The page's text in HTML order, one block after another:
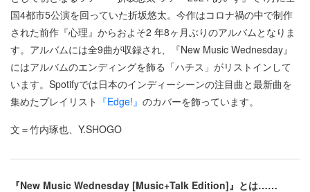
国4都市5公演を回っていた折坂悠太。今作はコロナ禍の中で制作
された前作『心理』からおよそ2 年8ヶ月ぶりのアルバムとなりま
す。アルバムには全9曲が収録され、『New Music Wednesday』
にはアルバムのエンディングを飾る「ハチス」がリストインして
います。Spotifyでは日本のインディーシーンの注目曲と最新曲を
集めたプレイリスト 『Edge!』 のカバーを飾っています。
文＝竹内琢也、Y.SHOGO
『New Music Wednesday [Music+Talk Edition]』とは……